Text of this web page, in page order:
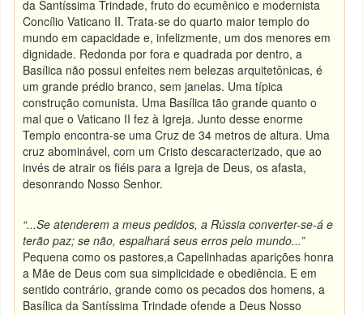
da Santíssima Trindade, fruto do ecumênico e modernista
Concílio Vaticano II. Trata-se do quarto maior templo do
mundo em capacidade e, infelizmente, um dos menores em
dignidade. Redonda por fora e quadrada por dentro, a
Basílica não possui enfeites nem belezas arquitetônicas, é
um grande prédio branco, sem janelas. Uma típica
construção comunista. Uma Basílica tão grande quanto o
mal que o Vaticano II fez à Igreja. Junto desse enorme
Templo encontra-se uma Cruz de 34 metros de altura. Uma
cruz abominável, com um Cristo descaracterizado, que ao
invés de atrair os fiéis para a Igreja de Deus, os afasta,
desonrando Nosso Senhor.
“...Se atenderem a meus pedidos, a Rússia converter-se-á e
terão paz; se não, espalhará seus erros pelo mundo...”
Pequena como os pastores,a Capelinhadas aparições honra
a Mãe de Deus com sua simplicidade e obediência. E em
sentido contrário, grande como os pecados dos homens, a
Basílica da Santíssima Trindade ofende a Deus Nosso